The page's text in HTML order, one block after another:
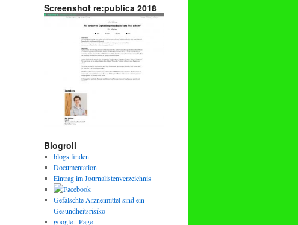
Screenshot re:publica 2018
Blogroll
blogs finden
Documentation
Eintrag im Journalistenverzeichnis
Gefälschte Arzneimittel sind ein
Gesundheitsrisiko
google+ Page